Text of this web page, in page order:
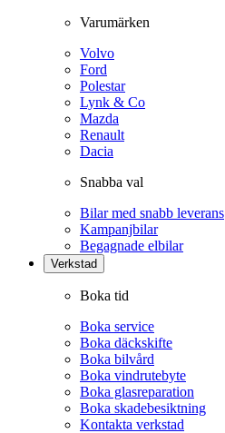
Varumärken
Volvo
Ford
Polestar
Lynk & Co
Mazda
Renault
Dacia
Snabba val
Bilar med snabb leverans
Kampanjbilar
Begagnade elbilar
Verkstad
Boka tid
Boka service
Boka däckskifte
Boka bilvård
Boka vindrutebyte
Boka glasreparation
Boka skadebesiktning
Kontakta verkstad